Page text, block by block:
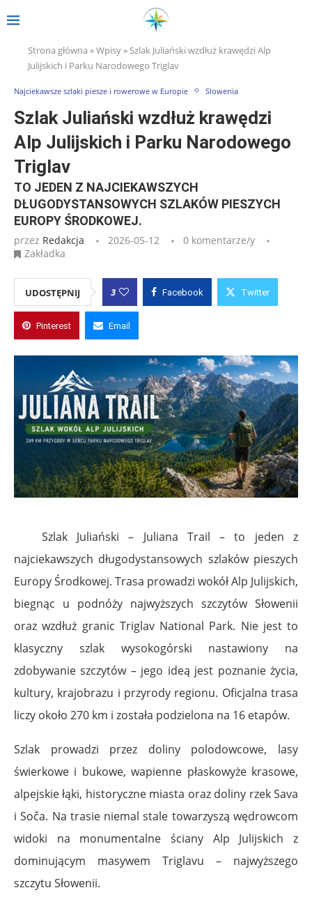
Strona główna »Wpisy»Szlak Juliański wzdłuż krawędzi Alp
Julijskich i Parku Narodowego Triglav
Najciekawsze szlaki piesze i rowerowe w Europie Slowenia
Szlak Juliański wzdłuż krawędzi
Alp Julijskich i Parku Narodowego
Triglav
TO JEDEN Z NAJCIEKAWSZYCH
DŁUGODYSTANSOWYCH SZLAKÓW PIESZYCH
EUROPY ŚRODKOWEJ.
przez Redakcja 2026-05-12
0 komentarze/y
Zakładka
UDOSTĘPNIJ 3 Facebook Twitter
Pinterest Email
Szlak Juliański – Juliana Trail – to jeden z
najciekawszych długodystansowych szlaków pieszych
Europy Środkowej. Trasa prowadzi wokół Alp Julijskich,
biegnąc u podnóży najwyższych szczytów Słowenii
oraz wzdłuż granic Triglav National Park. Nie jest to
klasyczny szlak wysokogórski nastawiony na
zdobywanie szczytów – jego ideą jest poznanie życia,
kultury, krajobrazu i przyrody regionu. Oficjalna trasa
liczy około 270 km i została podzielona na 16 etapów.
Szlak prowadzi przez doliny polodowcowe, lasy
świerkowe i bukowe, wapienne płaskowyże krasowe,
alpejskie łąki, historyczne miasta oraz doliny rzek Sava
i Soča. Na trasie niemal stale towarzyszą wędrowcom
widoki na monumentalne ściany Alp Julijskich z
dominującym masywem Triglavu – najwyższego
szczytu Słowenii.